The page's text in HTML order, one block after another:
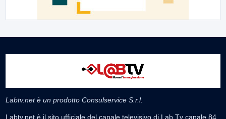
Labtv.net è un prodotto Consulservice S.r.l.
Labtv.net è il sito ufficiale del canale televisivo di Lab Tv canale 84